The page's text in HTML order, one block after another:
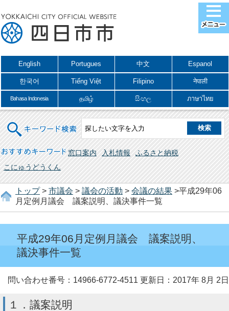
English Portugues 中文 Espanol
한국어 Tiếng Việt Filipino नेपाली
Bahasa Indonesia தமிழ் සිංහල ภาษาไทย
キーワード検索
おすすめキーワード 窓口案内 入札情報
ふるさと納税
こにゅうどうくん
トップ> 市議会 > 議会の活動 > 会議の結果 >平成29年06
月定例月議会 議案説明、議決事件一覧
平成29年06月定例月議会 議案説明、
議決事件一覧
問い合わせ番号：14966-6772-4511 更新日：2017年 8月 2日
１．議案説明